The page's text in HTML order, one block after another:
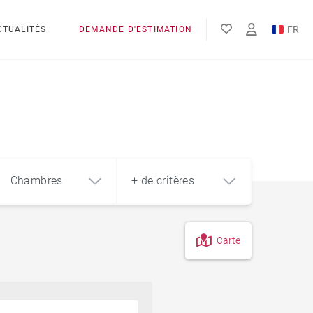
DEMANDE D'ESTIMATION
FR
Chambres + de critères
Carte